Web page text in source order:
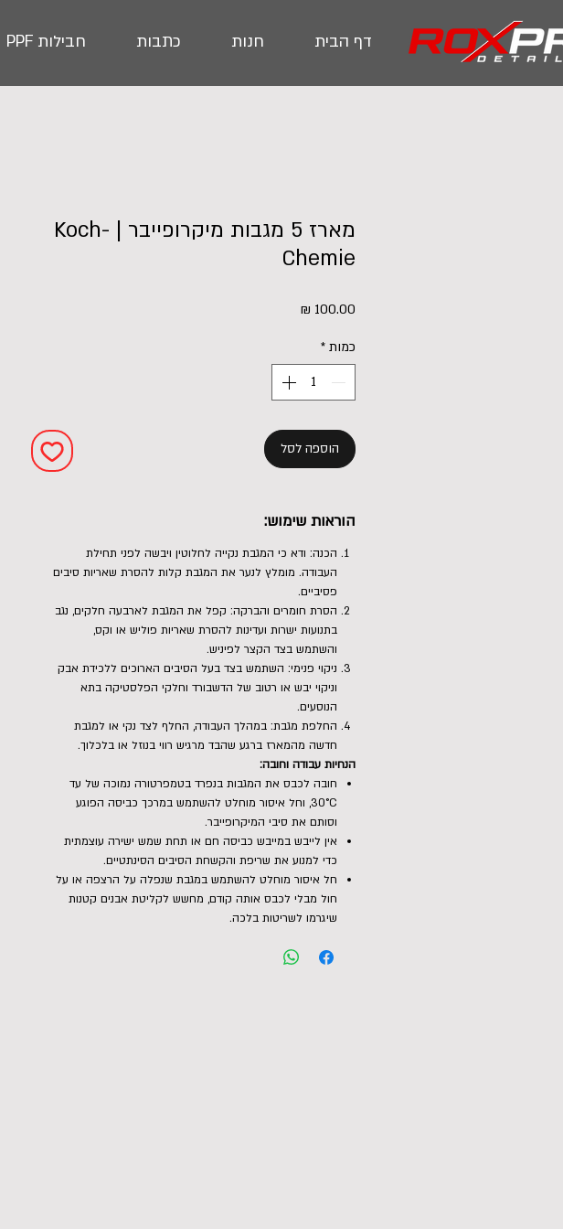
דף הבית חנות כתבות חבילות PPF
מארז 5 מגבות מיקרופייבר | Koch-
Chemie
כמות *
הוספה לסל
הוראות שימוש:
הכנה: ודא כי המגבת נקייה לחלוטין ויבשה לפני תחילת
העבודה. מומלץ לנער את המגבת קלות להסרת שאריות סיבים
פסיביים.
הסרת חומרים והברקה: קפל את המגבת לארבעה חלקים, נגב
בתנועות ישרות ועדינות להסרת שאריות פוליש או וקס,
והשתמש בצד הקצר לפיניש.
ניקוי פנימי: השתמש בצד בעל הסיבים הארוכים ללכידת אבק
וניקוי יבש או רטוב של הדשבורד וחלקי הפלסטיקה בתא
הנוסעים.
החלפת מגבת: במהלך העבודה, החלף לצד נקי או למגבת
חדשה מהמארז ברגע שהבד מרגיש רווי בנוזל או בלכלוך.
הנחיות עבודה וחובה:
חובה לכבס את המגבות בנפרד בטמפרטורה נמוכה של עד
30°C, וחל איסור מוחלט להשתמש במרכך כביסה הפוגע
וסותם את סיבי המיקרופייבר.
אין לייבש במייבש כביסה חם או תחת שמש ישירה עוצמתית
כדי למנוע את שריפת והקשחת הסיבים הסינתטיים.
חל איסור מוחלט להשתמש במגבת שנפלה על הרצפה או על
חול מבלי לכבס אותה קודם, מחשש לקליטת אבנים קטנות
שיגרמו לשריטות בלכה.